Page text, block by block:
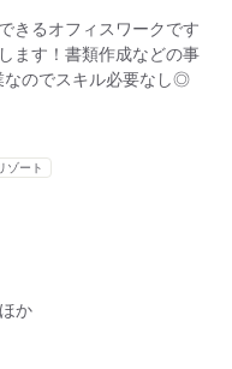
きるオフィスワークです
ます！書類作成などの事
なのでスキル必要なし◎
ゾート
ほか